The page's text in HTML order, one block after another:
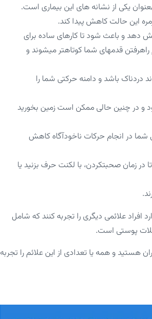
یکی از نشانه­ های این بیماری است.
این حالت کاهش پیدا کند.
دهد و باعث شود تا کارهای ساده برای
قدم­های شما کوتاه­تر می­شوند و
باشد و دامنه حرکتی شما را
و در چنین حالی ممکن است زمین بخورید
شما در انجام حرکات ناخودآگاه کاهش
در زمان صحبت­کردن، با لکنت حرف بزنید یا
افراد علائمی دیگری را تجربه کنند که شامل
پوستی است.
هستید و همه یا تعدادی از این علائم را تجربه